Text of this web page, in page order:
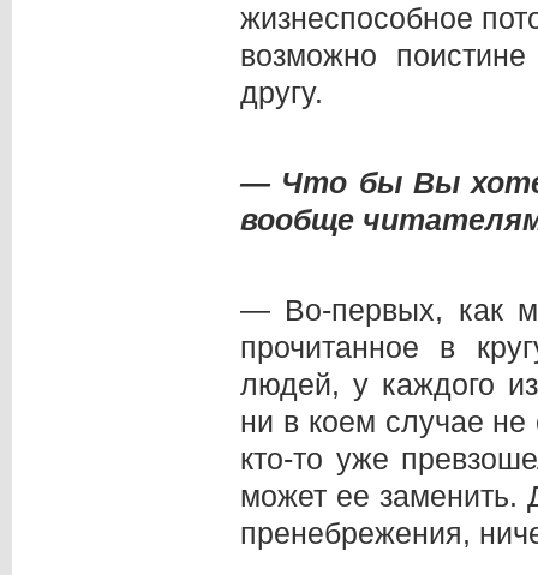
жизнеспособное
возможно
другу.
— Что бы Вы
вообще
— Во-первых, как
прочитанное в
людей, у каждого
ни в коем случае не
кто-то уже
может ее заменить.
пренебрежения,